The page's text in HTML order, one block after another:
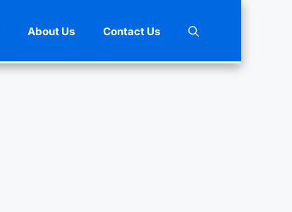
About Us Contact Us